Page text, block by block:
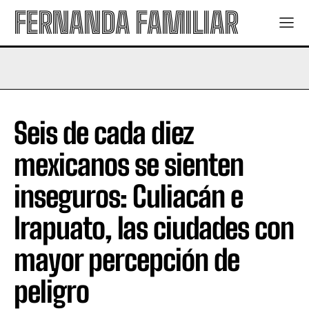
FERNANDA FAMILIAR
Seis de cada diez
mexicanos se sienten
inseguros: Culiacán e
Irapuato, las ciudades con
mayor percepción de
peligro